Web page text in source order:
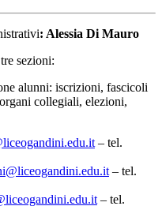
: Alessia Di Mauro
sezioni:
alunni: iscrizioni, fascicoli
collegiali, elezioni,
– tel.
– tel.
– tel.